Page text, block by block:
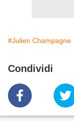
#Julien Champagne
Condividi